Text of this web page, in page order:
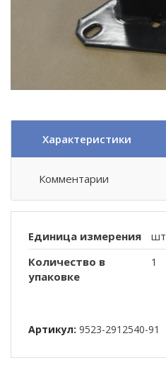
Характеристики
Комментарии
Единица измерения
шт
Количество в
упаковке
1
Артикул: 9523-2912540-91